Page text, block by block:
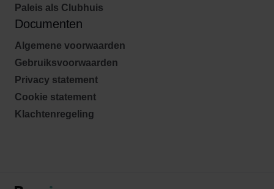
Paleis als Clubhuis
Documenten
Algemene voorwaarden
Gebruiksvoorwaarden
Privacy statement
Cookie statement
Klachtenregeling